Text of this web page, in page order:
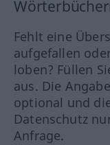
Fehlt eine
aufgefallen
loben? Füllen
aus. Die
optional und
Datenschutz
Anfrage.